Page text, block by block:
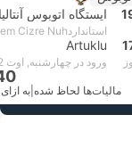
ایستگاه اتوبوس
استاندارد2X1 | Ozlem Cizre Nuh
Artuklu
ورود در چهارشنبه, اوت 12
مالیات‌ها لحاظ شده به